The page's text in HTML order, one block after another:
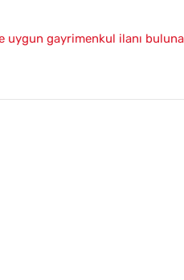
uygun gayrimenkul ilanı